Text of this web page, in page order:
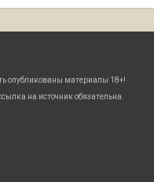
опубликованы материалы 18+!
на источник обязательна.